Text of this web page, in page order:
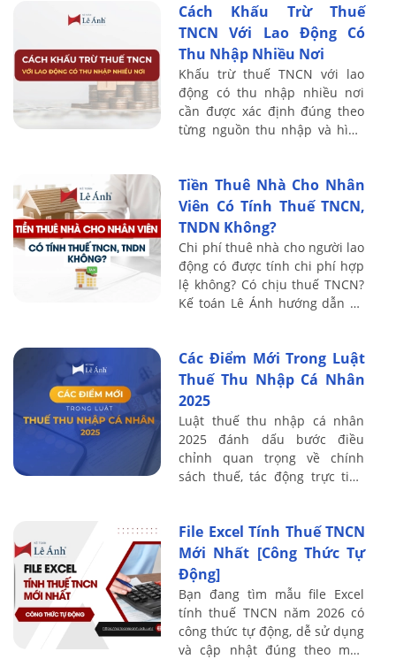
định ...
Cách Khấu Trừ Thuế
TNCN Với Lao Động Có
Thu Nhập Nhiều Nơi
Khấu trừ thuế TNCN với lao
động có thu nhập nhiều nơi
cần được xác định đúng theo
từng nguồn thu nhập và hình
áp dụng, ...
Tiền Thuê Nhà Cho Nhân
Viên Có Tính Thuế TNCN,
TNDN Không?
Chi phí thuê nhà cho người lao
động có được tính chi phí hợp
lệ không? Có chịu thuế TNCN?
Kế toán Lê Ánh hướng dẫn xử
Các Điểm Mới Trong Luật
Thuế Thu Nhập Cá Nhân
2025
Luật thuế thu nhập cá nhân
2025 đánh dấu bước điều
chỉnh quan trọng về chính
sách thuế, tác động trực tiếp
nghiệp. Các sửa ...
File Excel Tính Thuế TNCN
Mới Nhất [Công Thức Tự
Động]
Bạn đang tìm mẫu file Excel
tính thuế TNCN năm 2026 có
công thức tự động, dễ sử dụng
và cập nhật đúng theo mức